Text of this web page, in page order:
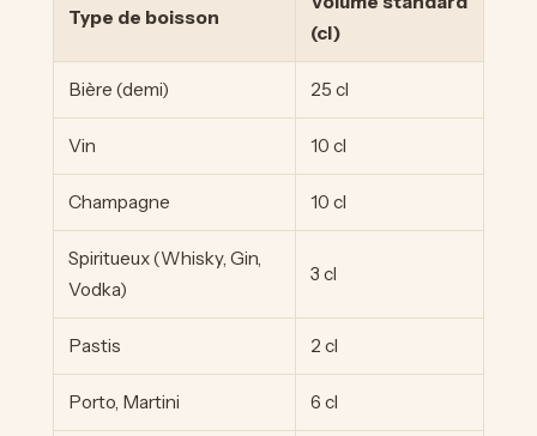
Type de boisson
(cl)
Bière (demi) 25 cl
Vin 10 cl
Champagne 10 cl
Spiritueux (Whisky, Gin,
Vodka)
3 cl
Pastis 2 cl
Porto, Martini 6 cl